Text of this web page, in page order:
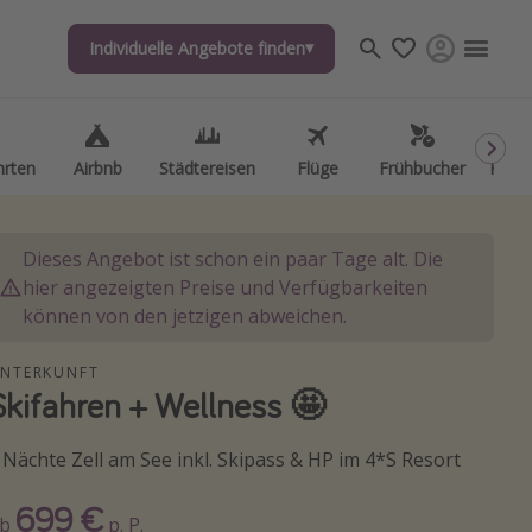
Individuelle Angebote finden
Airbnb Städtereisen Flüge Frühbucher
Individuelle Angebote finden
Airbnb Städtereisen Flüge Frühbucher
Dieses Angebot ist schon ein paar Tage alt. Die
hier angezeigten Preise und Verfügbarkeiten
können von den jetzigen abweichen.
+ Wellness 🤩
Zell am See inkl. Skipass & HP im 4*S Resort
699 € p. P.